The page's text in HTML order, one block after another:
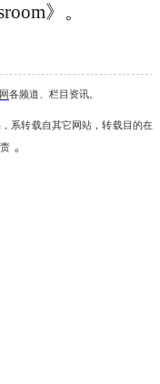
》。
各频道、栏目资讯。
系转载自其它网站，转载目的在
。